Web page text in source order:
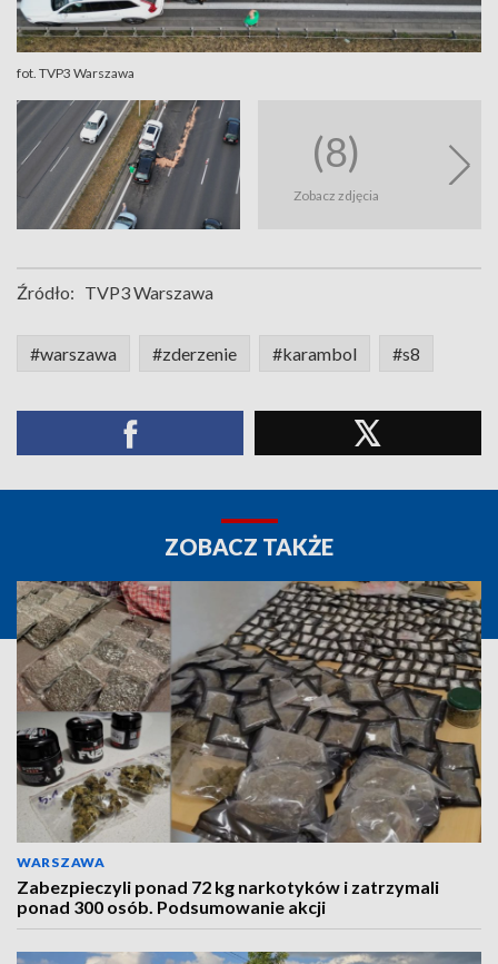
fot. TVP3 Warszawa
(8)
Zobacz zdjęcia
Źródło: TVP3 Warszawa
#warszawa #zderzenie #karambol #s8
ZOBACZ TAKŻE
WARSZAWA
Zabezpieczyli ponad 72 kg narkotyków i zatrzymali
ponad 300 osób. Podsumowanie akcji